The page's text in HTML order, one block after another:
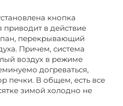
кнопка
приводит в действие
перекрывающий
Причем, система
воздух в режиме
догреваться,
печки. В общем, есть все
зимой холодно не